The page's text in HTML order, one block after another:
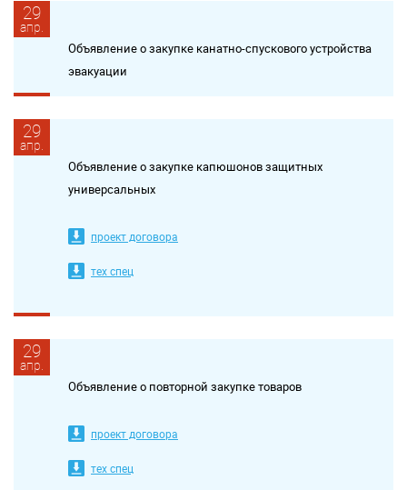
29
апр.
Объявление о закупке канатно-спускового устройства
эвакуации
29
апр.
Объявление о закупке капюшонов защитных
универсальных
проект договора
тех спец
29
апр.
Объявление о повторной закупке товаров
проект договора
тех спец